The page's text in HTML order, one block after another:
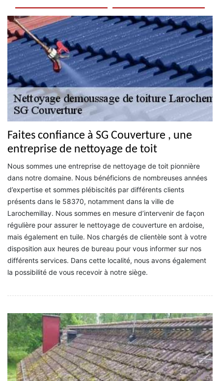
Faites confiance à SG Couverture , une
entreprise de nettoyage de toit
Nous sommes une entreprise de nettoyage de toit pionnière
dans notre domaine. Nous bénéficions de nombreuses années
d’expertise et sommes plébiscités par différents clients
présents dans le 58370, notamment dans la ville de
Larochemillay. Nous sommes en mesure d’intervenir de façon
régulière pour assurer le nettoyage de couverture en ardoise,
mais également en tuile. Nos chargés de clientèle sont à votre
disposition aux heures de bureau pour vous informer sur nos
différents services. Dans cette localité, nous avons également
la possibilité de vous recevoir à notre siège.